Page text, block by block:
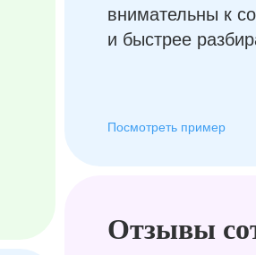
Отзывы
внимательны к
и быстрее
Посмотреть пример